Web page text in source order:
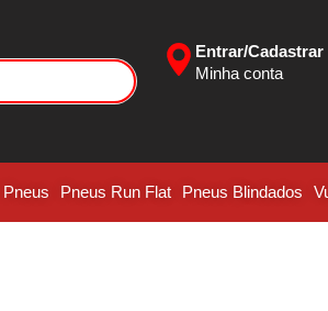
Entrar/Cadastrar
Minha conta
Pneus Pneus Run Flat Pneus Blindados